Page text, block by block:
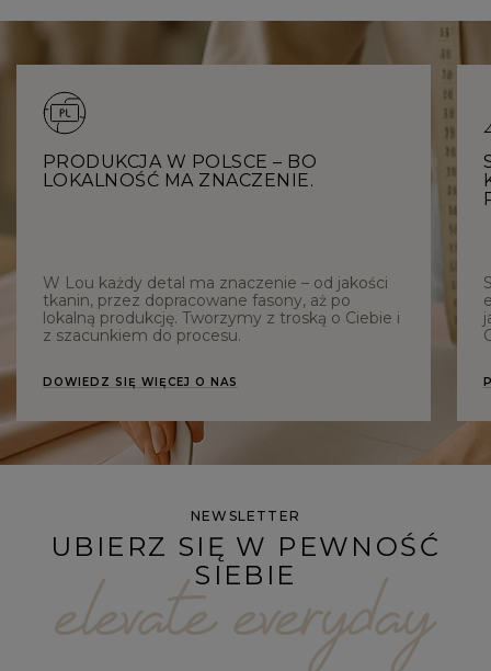
PRODUKCJA W POLSCE – BO
LOKALNOŚĆ MA ZNACZENIE.
W Lou każdy detal ma znaczenie – od jakości
tkanin, przez dopracowane fasony, aż po
lokalną produkcję. Tworzymy z troską o Ciebie i
z szacunkiem do procesu.
DOWIEDZ SIĘ WIĘCEJ O NAS
NEWSLETTER
UBIERZ SIĘ W PEWNOŚĆ
SIEBIE